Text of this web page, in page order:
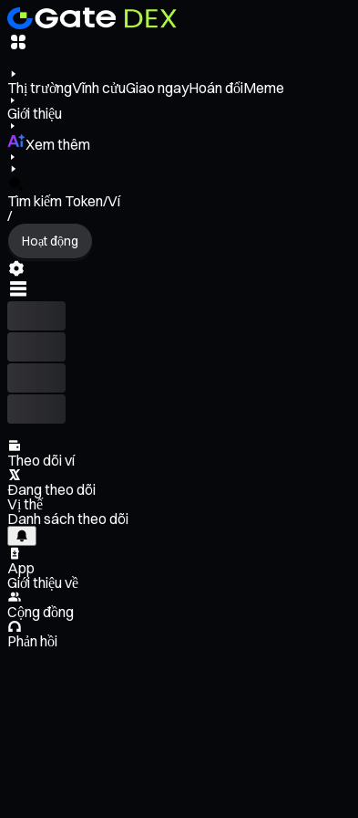
Thị trườngVĩnh cửuGiao ngayHoán đổiMeme
Giới thiệu
Xem thêm
Tìm kiếm Token/Ví
/
Hoạt động
Theo dõi ví
Đang theo dõi
Vị thế
Danh sách theo dõi
App
Giới thiệu về
Cộng đồng
Phản hồi